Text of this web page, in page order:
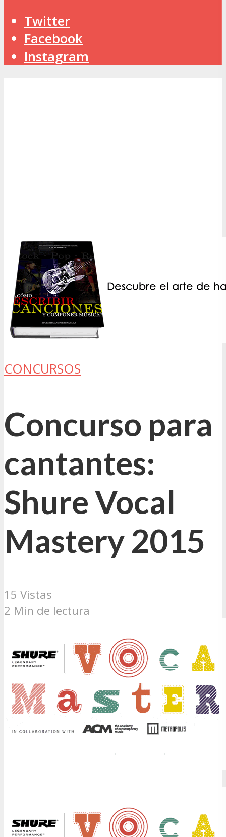
Twitter
Facebook
Instagram
CONCURSOS
Concurso para
cantantes:
Shure Vocal
Mastery 2015
15 Vistas
2 Min de lectura